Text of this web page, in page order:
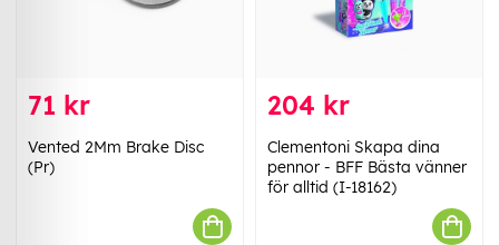
71 kr
Vented 2Mm Brake Disc
(Pr)
204 kr
Clementoni Skapa dina
pennor - BFF Bästa vänner
för alltid (I-18162)